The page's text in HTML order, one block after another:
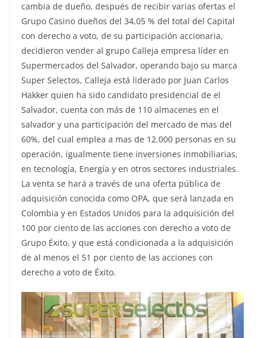
cambia de dueño, después de recibir varias ofertas el
Grupo Casino dueños del 34,05 % del total del Capital
con derecho a voto, de su participación accionaria,
decidieron vender al grupo Calleja empresa líder en
Supermercados del Salvador, operando bajo su marca
Super Selectos, Calleja está liderado por Juan Carlos
Hakker quien ha sido candidato presidencial de el
Salvador, cuenta con más de 110 almacenes en el
salvador y una participación del mercado de mas del
60%, del cual emplea a mas de 12.000 personas en su
operación, igualmente tiene inversiones inmobiliarias,
en tecnología, Energía y en otros sectores industriales.
La venta se hará a través de una oferta pública de
adquisición conocida como OPA, que será lanzada en
Colombia y en Estados Unidos para la adquisición del
100 por ciento de las acciones con derecho a voto de
Grupo Éxito, y que está condicionada a la adquisición
de al menos el 51 por ciento de las acciones con
derecho a voto de Éxito.